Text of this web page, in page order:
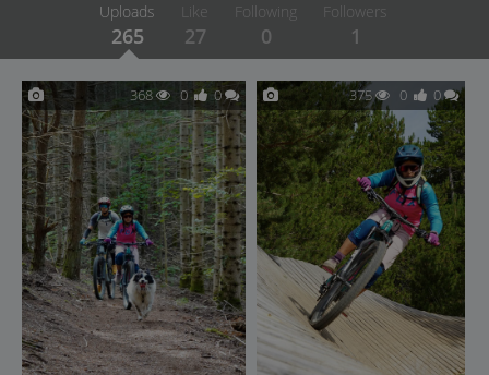
Uploads
265
Like
27
Following
0
Followers
1
368 0 0 375 0 0